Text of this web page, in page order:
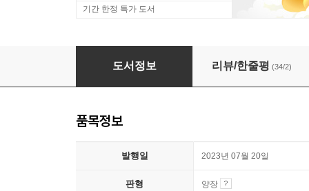
기간 한정 특가 도서
FOUND 바닷가에 간 날의 기적
도서정보 리뷰/한줄평 (34/2)
품목정보
발행일 2023년 07월 20일
판형 양장